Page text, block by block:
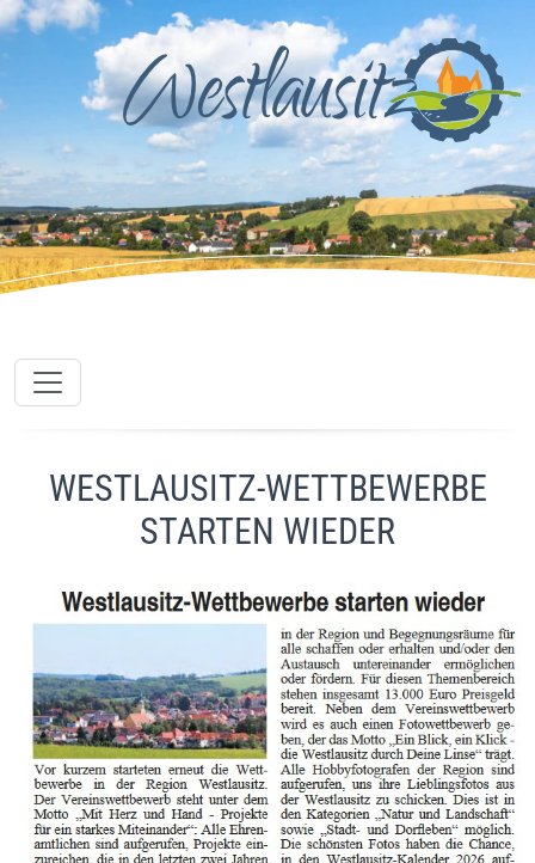
WESTLAUSITZ-WETTBEWERBE
STARTEN WIEDER